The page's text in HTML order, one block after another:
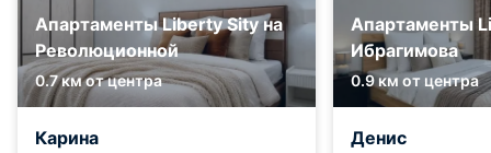
Апартаменты Liberty Sity на
Революционной
0.7 км от центра
Карина
Апартаменты
Ибрагимова
0.9 км от центра
Денис